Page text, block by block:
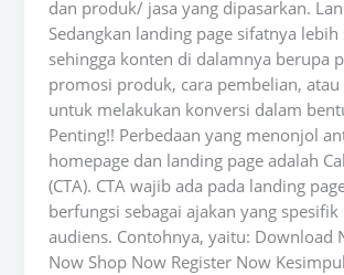
dan produk/ jasa yang dipasarkan.
Sedangkan landing page sifatnya lebih
sehingga konten di dalamnya berupa
promosi produk, cara pembelian,
untuk melakukan konversi dalam
Penting!! Perbedaan yang menonjol
homepage dan landing page adalah
(CTA). CTA wajib ada pada landing
berfungsi sebagai ajakan yang
audiens. Contohnya, yaitu: Download
Now Shop Now Register Now